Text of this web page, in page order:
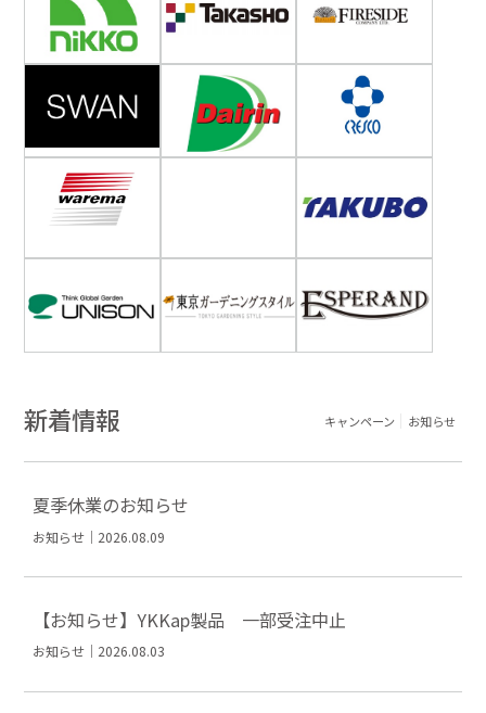
新着情報 キャンペーン お知らせ
夏季休業のお知らせ
お知らせ｜2026.08.09
【お知らせ】YKKap製品 一部受注中止
お知らせ｜2026.08.03